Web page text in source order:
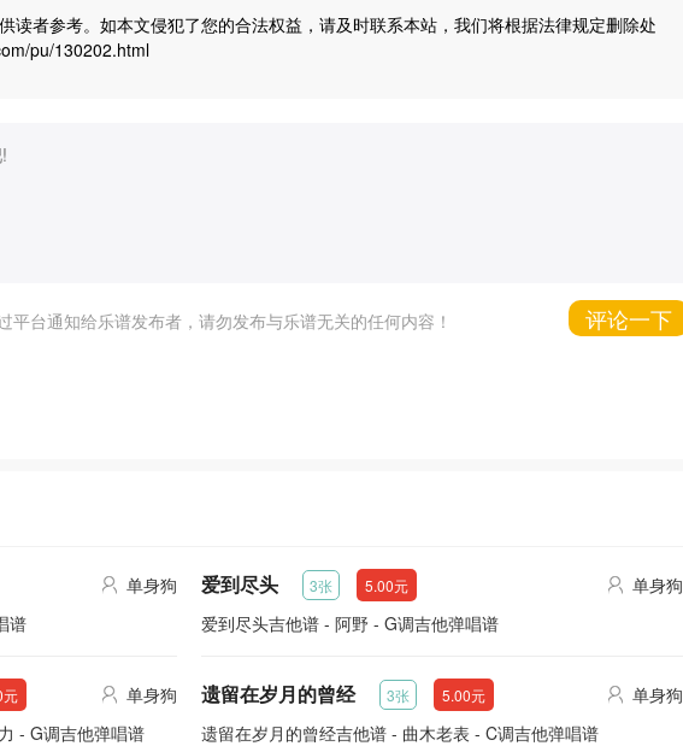
读者参考。如本文侵犯了您的合法权益，请及时联系本站，我们将根据法律规定删除处
pu/130202.html
平台通知给乐谱发布者，请勿发布与乐谱无关的任何内容！ 评论一下
单身狗
谱
爱到尽头 3张 5.00元
单身狗
爱到尽头吉他谱 - 阿野 - G调吉他弹唱谱
元
单身狗
- G调吉他弹唱谱
遗留在岁月的曾经 3张 5.00元
单身狗
遗留在岁月的曾经吉他谱 - 曲木老表 - C调吉他弹唱谱